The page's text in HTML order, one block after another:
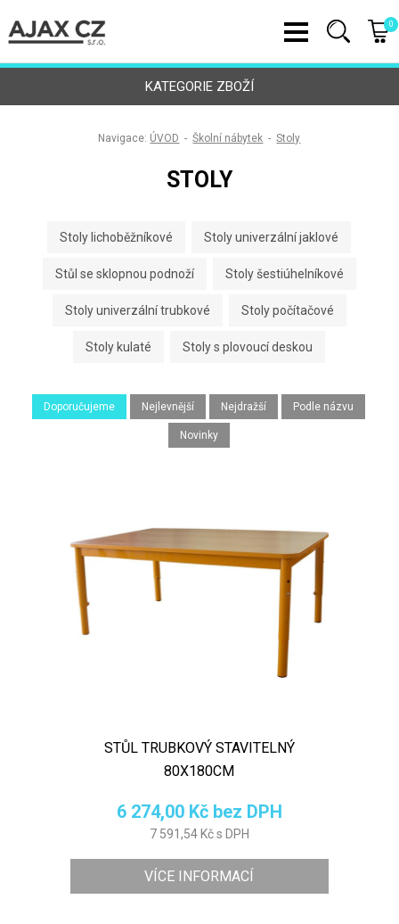
0
KATEGORIE ZBOŽÍ
Navigace: ÚVOD - Školní nábytek - Stoly
STOLY
Stoly lichoběžníkové Stoly univerzální jaklové
Stůl se sklopnou podnoží Stoly šestiúhelníkové
Stoly univerzální trubkové Stoly počítačové
Stoly kulaté Stoly s plovoucí deskou
Doporučujeme Nejlevnější Nejdražší Podle názvu
Novinky
STŮL TRUBKOVÝ STAVITELNÝ
80X180CM
6 274,00 Kč bez DPH
7 591,54 Kč s DPH
VÍCE INFORMACÍ